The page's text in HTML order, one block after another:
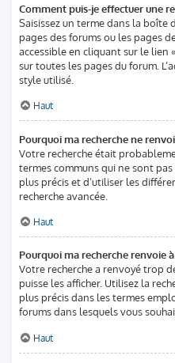
Comment puis-je effectuer une
Saisissez un terme dans la boîte
pages des forums ou les pages
accessible en cliquant sur le lien
sur toutes les pages du forum.
style utilisé.
Haut
Pourquoi ma recherche ne
Votre recherche était
termes communs qui ne sont pas
plus précis et d’utiliser les
recherche avancée.
Haut
Pourquoi ma recherche renvoie
Votre recherche a renvoyé trop
puisse les afficher. Utilisez la
plus précis dans les termes
forums dans lesquels vous
Haut